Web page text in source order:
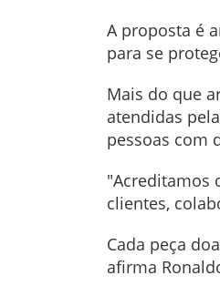
A proposta é
para se
Mais do que
atendidas
pessoas com
"Acreditamos
clientes,
Cada peça
afirma